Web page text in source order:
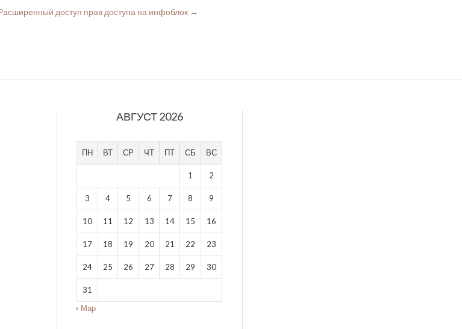
доступ прав доступа на инфоблок →
АВГУСТ 2026
ПН ВТ СР ЧТ ПТ СБ ВС
1 2
3 4 5 6 7 8 9
10 11 12 13 14 15 16
17 18 19 20 21 22 23
24 25 26 27 28 29 30
31
« Мар